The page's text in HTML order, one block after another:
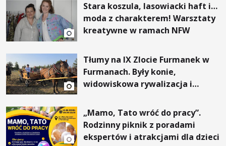
Stara koszula, lasowiacki haft i…
moda z charakterem! Warsztaty
kreatywne w ramach NFW
Tłumy na IX Zlocie Furmanek w
Furmanach. Były konie,
widowiskowa rywalizacja i
„Mamo, Tato wróć do pracy”.
Rodzinny piknik z poradami
ekspertów i atrakcjami dla dzieci